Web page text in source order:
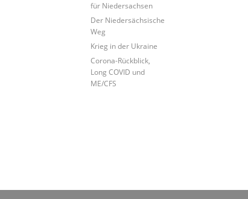
für Niedersachsen
Der Niedersächsische
Weg
Krieg in der Ukraine
Corona-Rückblick,
Long COVID und
ME/CFS